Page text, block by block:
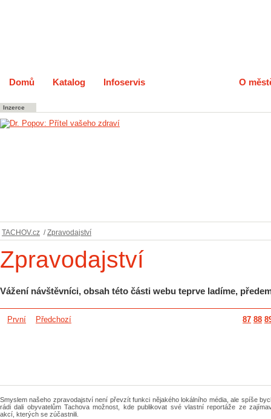
Domů Katalog Infoservis O
Inzerce
TACHOV.cz / Zpravodajství
Zpravodajství
Vážení návštěvníci, obsah této části webu teprve ladíme,
První Předchozí 87 88
Smyslem našeho zpravodajství není převzít funkci nějakého lokálního média, ale spíše
rádi dali obyvatelům Tachova možnost, kde publikovat své vlastní reportáže ze
akcí, kterých se zúčastnili.